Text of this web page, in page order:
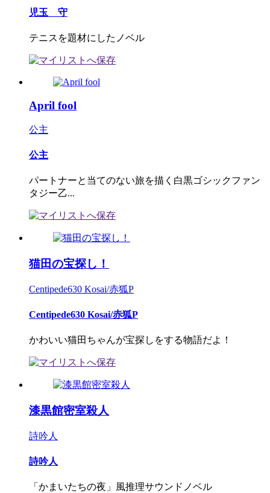
児玉 守
テニスを題材にしたノベル
April fool
公主
公主
パートナーと当てのない旅を描く白黒ゴシックファン
タジー乙...
猫田の宝探し！
Centipede630 Kosai/赤狐P
Centipede630 Kosai/赤狐P
かわいい猫田ちゃんが宝探しをする物語だよ！
漆黒館密室殺人
詩吟人
詩吟人
「かまいたちの夜」風推理サウンドノベル